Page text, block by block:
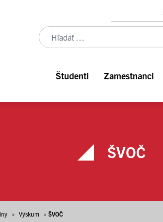
Študenti Zamestnanci
ŠVOČ
> Výskum > ŠVOČ